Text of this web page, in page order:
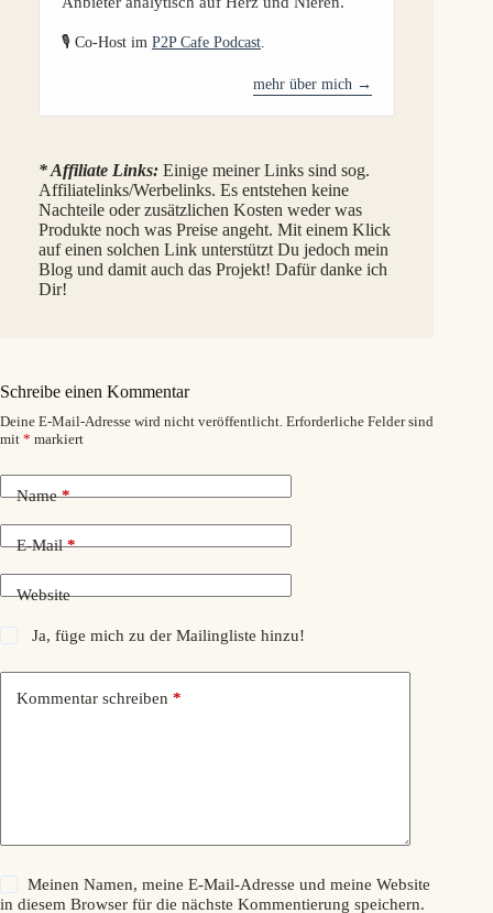
🎙️ Co-Host im P2P Cafe Podcast
mehr über mich →
* Affiliate Links: Einige meiner Links sind sog.
Affiliatelinks/Werbelinks. Es entstehen keine
Nachteile oder zusätzlichen Kosten weder was
Produkte noch was Preise angeht. Mit einem Klick
auf einen solchen Link unterstützt Du jedoch mein
Blog und damit auch das Projekt! Dafür danke ich
Dir!
Schreibe einen Kommentar
Deine E-Mail-Adresse wird nicht veröffentlicht. Erforderliche Felder sind
mit * markiert
Name*
E-Mail*
Website
Ja, füge mich zu der Mailingliste hinzu!
Kommentar schreiben *
Meinen Namen, meine E-Mail-Adresse und meine Website
in diesem Browser für die nächste Kommentierung speichern.